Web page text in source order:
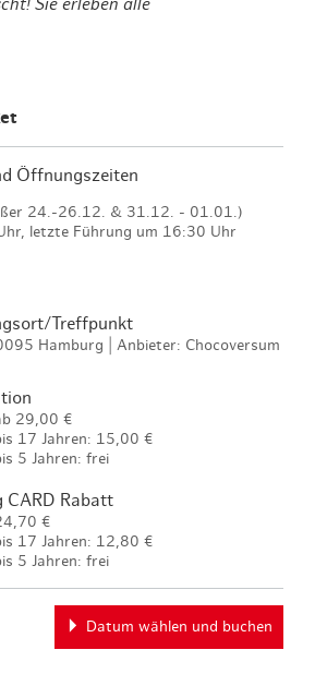
Sie erleben alle
Öffnungszeiten
24.-26.12. & 31.12. - 01.01.)
letzte Führung um 16:30 Uhr
Treffpunkt
Hamburg | Anbieter: Chocoversum
29,00 €
17 Jahren: 15,00 €
5 Jahren: frei
CARD Rabatt
€
17 Jahren: 12,80 €
5 Jahren: frei
Datum wählen und buchen